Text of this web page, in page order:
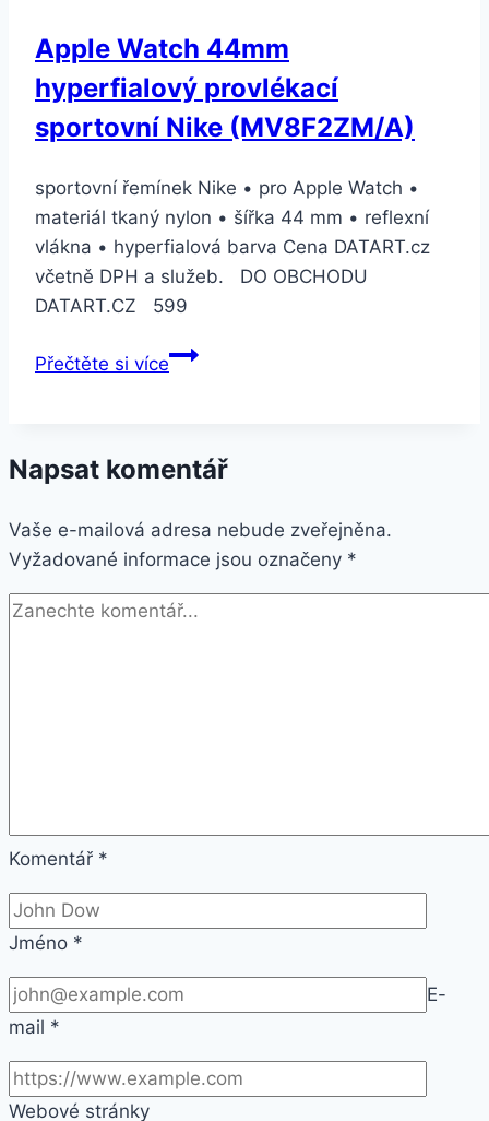
Apple Watch 44mm
hyperfialový provlékací
sportovní Nike (MV8F2ZM/A)
sportovní řemínek Nike • pro Apple Watch •
materiál tkaný nylon • šířka 44 mm • reflexní
vlákna • hyperfialová barva Cena DATART.cz
včetně DPH a služeb. DO OBCHODU
DATART.CZ 599
Přečtěte si víceApple
provlékací
Nike
(MV8F2ZM/A)
Napsat komentář
Vaše e-mailová adresa nebude zveřejněna.
Vyžadované informace jsou označeny *
Komentář *
Jméno *
E-
mail *
Webové stránky